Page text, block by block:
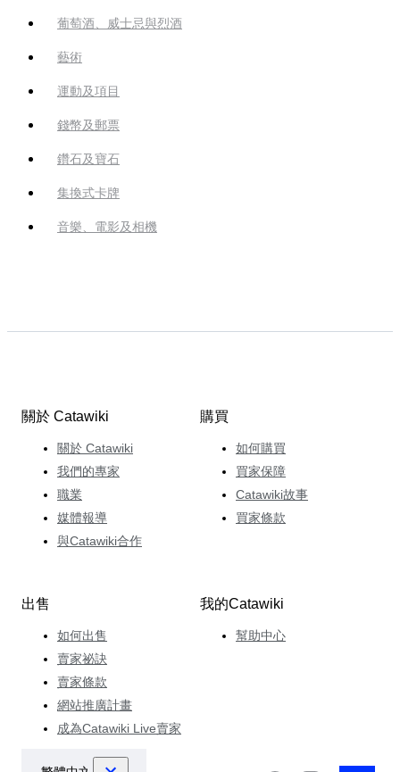
葡萄酒、威士忌與烈酒
藝術
運動及項目
錢幣及郵票
鑽石及寶石
集換式卡牌
音樂、電影及相機
關於 Catawiki
關於 Catawiki
我們的專家
職業
媒體報導
與Catawiki合作
購買
如何購買
買家保障
Catawiki故事
買家條款
出售
如何出售
賣家祕訣
賣家條款
網站推廣計畫
成為Catawiki Live賣家
我的Catawiki
幫助中心